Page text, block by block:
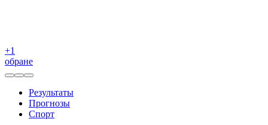
+1
обране
Результаты
Прогнозы
Спорт